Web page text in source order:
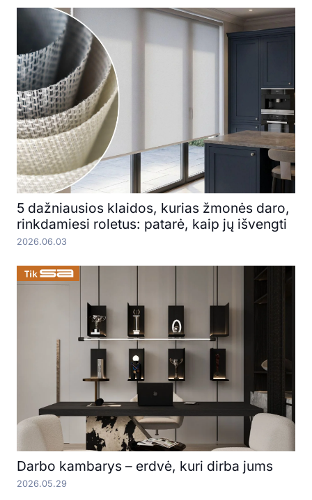
5 dažniausios klaidos, kurias žmonės daro,
rinkdamiesi roletus: patarė, kaip jų išvengti
2026.06.03
Darbo kambarys – erdvė, kuri dirba jums
2026.05.29